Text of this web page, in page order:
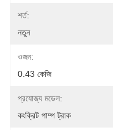
শর্ত:
নতুন
ওজন:
0.43 কেজি
প্রযোজ্য মডেল:
কংক্রিট পাম্প ট্রাক